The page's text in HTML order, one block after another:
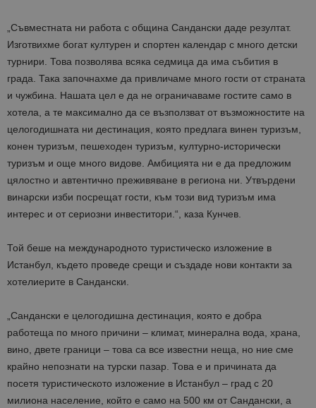
„Съвместната ни работа с община Сандански даде резултат.
Изготвихме богат културен и спортен календар с много детски
турнири. Това позволява всяка седмица да има събития в
града. Така започнахме да привличаме много гости от страната
и чужбина. Нашата цел е да не ограничаваме гостите само в
хотела, а те максимално да се възползват от възможностите на
целогодишната ни дестинация, която предлага винен туризъм,
конен туризъм, пешеходен туризъм, културно-исторически
туризъм и още много видове. Амбицията ни е да предложим
цялостно и автентично преживяване в региона ни. Утвърдени
винарски изби посрещат гости, към този вид туризъм има
интерес и от сериозни инвеститори.“, каза Кунчев.
Той беше на международното туристическо изложение в
Истанбул, където проведе срещи и създаде нови контакти за
хотелиерите в Сандански.
„Сандански е целогодишна дестинация, която е добра
работеща по много причини – климат, минерална вода, храна,
вино, двете граници – това са все известни неща, но ние сме
крайно непознати на турски пазар. Това е и причината да
посетя туристическото изложение в Истанбул – град с 20
милиона население, който е само на 500 км от Сандански, а